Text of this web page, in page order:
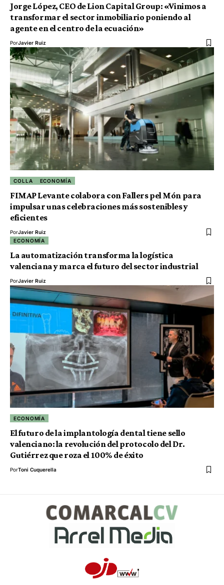
Jorge López, CEO de Lion Capital Group: «Vinimos a
transformar el sector inmobiliario poniendo al
agente en el centro de la ecuación»
PorJavier Ruiz
COLLA ECONOMÍA
FIMAP Levante colabora con Fallers pel Món para
impulsar unas celebraciones más sostenibles y
eficientes
PorJavier Ruiz
ECONOMÍA
La automatización transforma la logística
valenciana y marca el futuro del sector industrial
PorJavier Ruiz
ECONOMÍA
El futuro de la implantología dental tiene sello
valenciano: la revolución del protocolo del Dr.
Gutiérrez que roza el 100% de éxito
PorToni Cuquerella